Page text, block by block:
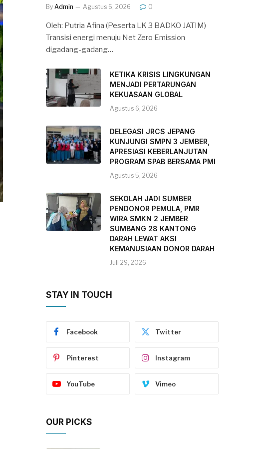
By Admin Agustus 6, 2026 0
Oleh: Putria Afina (Peserta LK 3 BADKO JATIM)
Transisi energi menuju Net Zero Emission
digadang-gadang…
KETIKA KRISIS LINGKUNGAN
MENJADI PERTARUNGAN
KEKUASAAN GLOBAL
Agustus 6, 2026
DELEGASI JRCS JEPANG
KUNJUNGI SMPN 3 JEMBER,
APRESIASI KEBERLANJUTAN
PROGRAM SPAB BERSAMA PMI
Agustus 5, 2026
SEKOLAH JADI SUMBER
PENDONOR PEMULA, PMR
WIRA SMKN 2 JEMBER
SUMBANG 28 KANTONG
DARAH LEWAT AKSI
KEMANUSIAAN DONOR DARAH
Juli 29, 2026
STAY IN TOUCH
Facebook Twitter
Pinterest Instagram
YouTube Vimeo
OUR PICKS